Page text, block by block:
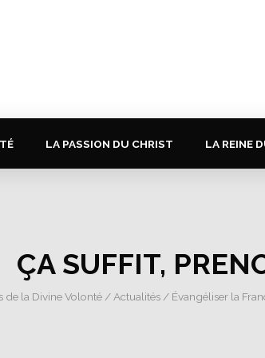
LA PASSION DU CHRIST LA REINE
ÇA SUFFIT,
de la Divine Volonté/ Actualités/ Évangéliser la